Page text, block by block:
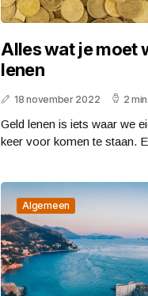
Alles wat je moet
lenen
18 november 2022 2
Geld lenen is iets waar we
keer voor komen te staan.
Algemeen